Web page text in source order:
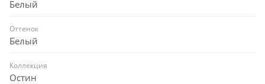
Белый
Оттенок
Белый
Коллекция
Остин